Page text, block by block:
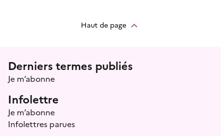
Haut de page
Menu prefooter
Derniers termes publiés
Je m’abonne
Infolettre
Je m’abonne
Infolettres parues